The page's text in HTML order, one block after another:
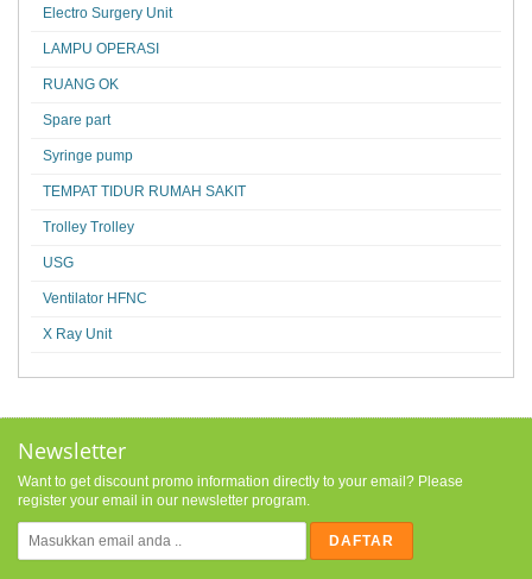
Electro Surgery Unit
LAMPU OPERASI
RUANG OK
Spare part
Syringe pump
TEMPAT TIDUR RUMAH SAKIT
Trolley Trolley
USG
Ventilator HFNC
X Ray Unit
Newsletter
Want to get discount promo information directly to your email? Please
register your email in our newsletter program.